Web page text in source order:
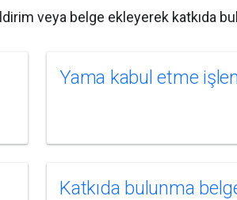
veya belge ekleyerek katkıda
Yama kabul etme
Katkıda bulunma